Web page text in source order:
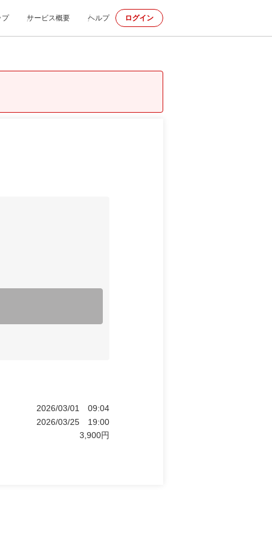
プ サービス概要 ヘルプ ログイン
2026/03/01
09:04
2026/03/25
19:00
3,900円